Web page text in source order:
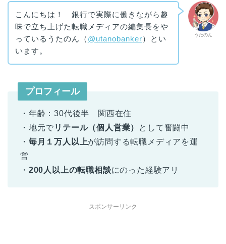
うたのん
こんにちは！ 銀行で実際に働きながら趣
味で立ち上げた転職メディアの編集長をや
っているうたのん（ @utanobanker）とい
います。
プロフィール
・年齢：30代後半 関西在住
・地元で リテール（個人営業）
として奮闘中
・ 毎月１万人以上が訪問する転職メディアを運
営
・ 200人以上の転職相談にのった経験アリ
スポンサーリンク